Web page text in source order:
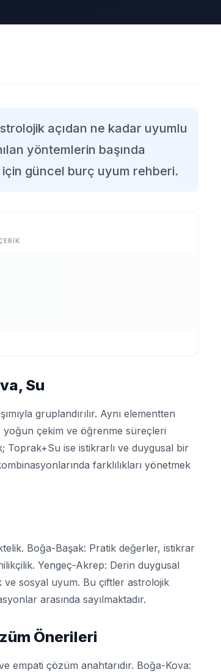
açıdan ne kadar uyumlu
yöntemlerin başında
için güncel burç uyum rehberi.
Su
gruplandırılır. Aynı elementten
çekim ve öğrenme süreçleri
Toprak+Su ise istikrarlı ve duygusal bir
farklılıkları yönetmek
Boğa-Başak: Pratik değerler, istikrar
Yengeç-Akrep: Derin duygusal
ve sosyal uyum. Bu çiftler astrolojik
arasında sayılmaktadır.
Önerileri
empati çözüm anahtarıdır. Boğa-Kova: